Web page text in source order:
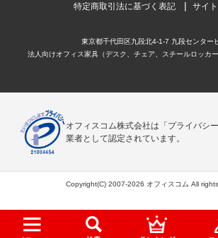
特定商取引法に基づく表記 サイ
東京都千代田区九段北4-1-7 九段センター
法人向けオフィス家具（デスク、チェア、スチールロッカ
オフィスコム株式会社は「プライバシ
業者として認定されています。
Copyright(C) 2007-2026 オフィスコム All